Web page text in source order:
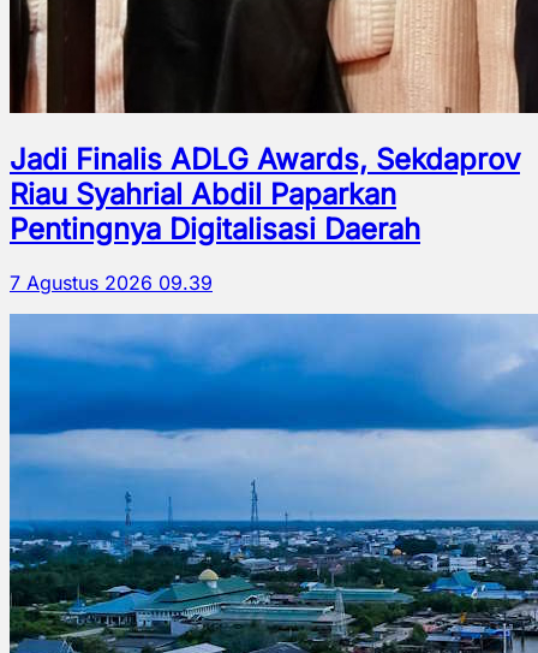
Jadi Finalis ADLG Awards, Sekdaprov
Riau Syahrial Abdil Paparkan
Pentingnya Digitalisasi Daerah
7 Agustus 2026 09.39